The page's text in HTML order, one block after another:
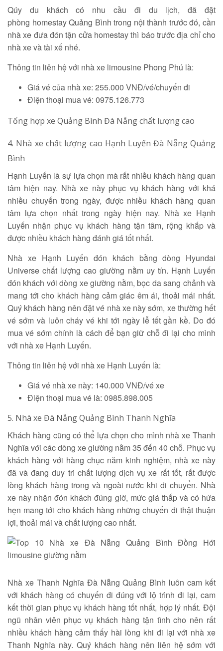
Qúy du khách có nhu cầu đi du lịch, đã đặt
phòng homestay Quảng Bình trong nội thành trước đó, cần
nhà xe đưa đón tận cửa homestay thì báo trước địa chỉ cho
nhà xe và tài xế nhé.
Thông tin liên hệ với nhà xe limousine Phong Phú là:
Giá vé của nhà xe: 255.000 VNĐ/vé/chuyến đi
Điện thoại mua vé: 0975.126.773
Tổng hợp xe Quảng Bình Đà Nẵng chất lượng cao
4. Nhà xe chất lượng cao Hạnh Luyến Đà Nẵng Quảng
Bình
Hạnh Luyến là sự lựa chọn mà rất nhiều khách hàng quan
tâm hiện nay. Nhà xe này phục vụ khách hàng với khá
nhiều chuyến trong ngày, được nhiều khách hàng quan
tâm lựa chọn nhất trong ngày hiện nay. Nhà xe Hạnh
Luyến nhận phục vụ khách hàng tận tâm, rộng khắp và
được nhiều khách hàng đánh giá tốt nhất.
Nhà xe Hạnh Luyến đón khách bằng dòng Hyundai
Universe chất lượng cao giường nằm uy tín. Hạnh Luyến
đón khách với dòng xe giường nằm, bọc da sang chảnh và
mang tới cho khách hàng cảm giác êm ái, thoải mái nhất.
Quý khách hàng nên đặt vé nhà xe này sớm, xe thường hết
vé sớm và luôn cháy vé khi tới ngày lễ tết gần kề. Do đó
mua vé sớm chính là cách để bạn giữ chỗ đi lại cho mình
với nhà xe Hạnh Luyến.
Thông tin liên hệ với nhà xe Hạnh Luyến là:
Giá vé nhà xe này: 140.000 VNĐ/vé xe
Điện thoại mua vé là: 0985.898.005
5. Nhà xe Đà Nẵng Quảng Bình Thanh Nghĩa
Khách hàng cũng có thể lựa chọn cho mình nhà xe Thanh
Nghĩa với các dòng xe giường nằm 35 đến 40 chỗ. Phục vụ
khách hàng với hàng chục năm kinh nghiệm, nhà xe này
đã và đang duy trì chất lượng dịch vụ xe rất tốt, rất được
lòng khách hàng trong và ngoài nước khi di chuyển. Nhà
xe này nhận đón khách đúng giờ, mức giá thấp và có hứa
hẹn mang tới cho khách hàng những chuyến đi thật thuận
lợi, thoải mái và chất lượng cao nhất.
Nhà xe Thanh Nghĩa Đà Nẵng Quảng Bình luôn cam kết
với khách hàng có chuyến đi đúng với lộ trình đi lại, cam
kết thời gian phục vụ khách hàng tốt nhất, hợp lý nhất. Đội
ngũ nhân viên phục vụ khách hàng tận tình cho nên rất
nhiều khách hàng cảm thấy hài lòng khi đi lại với nhà xe
Thanh Nghĩa này. Quý khách hàng nên liên hệ sớm với